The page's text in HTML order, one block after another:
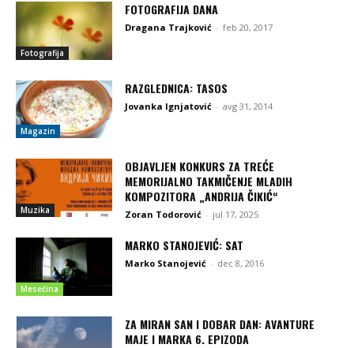
Fotografija
FOTOGRAFIJA DANA
Dragana Trajković - feb 20, 2017
Magazin
RAZGLEDNICA: TASOS
Jovanka Ignjatović - avg 31, 2014
Muzika
OBJAVLJEN KONKURS ZA TREĆE
MEMORIJALNO TAKMIČENJE MLADIH
KOMPOZITORA „ANDRIJA ČIKIĆ“
Zoran Todorović - jul 17, 2025
Mesečina
MARKO STANOJEVIĆ: SAT
Marko Stanojević - dec 8, 2016
ZA MIRAN SAN I DOBAR DAN: AVANTURE
MAJE I MARKA 6. EPIZODA